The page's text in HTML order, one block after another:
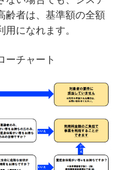
齢者は、基準額の全額
になれます。
ーチャート